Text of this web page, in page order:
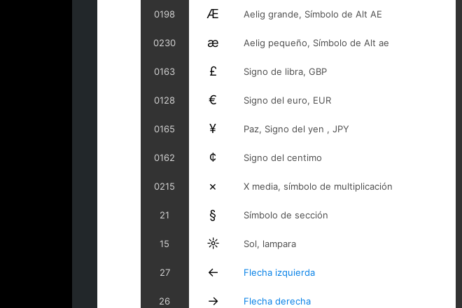
0198 Æ Aelig grande, Símbolo de Alt AE
0230 æ Aelig pequeño, Símbolo de Alt ae
0163 £ Signo de libra, GBP
0128 € Signo del euro, EUR
0165 ¥ Paz, Signo del yen , JPY
0162 ¢ Signo del centimo
0215 × X media, símbolo de multiplicación
21 § Símbolo de sección
15 ☼ Sol, lampara
27 ← Flecha izquierda
26 → Flecha derecha